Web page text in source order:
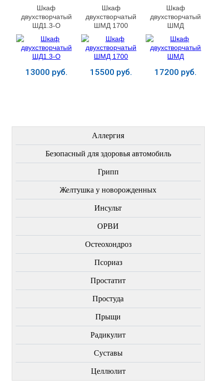
Шкаф
двухстворчатый
ШД1.3-О
13000 руб.
Шкаф
двухстворчатый
ШМД 1700
15500 руб.
Шкаф
двухстворчатый
ШМД
17200 руб.
Аллергия
Безопасный для здоровья автомобиль
Грипп
Желтушка у новорожденных
Инсульт
ОРВИ
Остеохондроз
Пcориаз
Простатит
Простуда
Прыщи
Радикулит
Суставы
Целлюлит